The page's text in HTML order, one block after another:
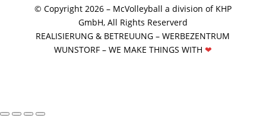
© Copyright 2026 – McVolleyball a division of KHP
GmbH, All Rights Reserverd
REALISIERUNG & BETREUUNG –WERBEZENTRUM
WUNSTORF– WE MAKE THINGS WITH ❤